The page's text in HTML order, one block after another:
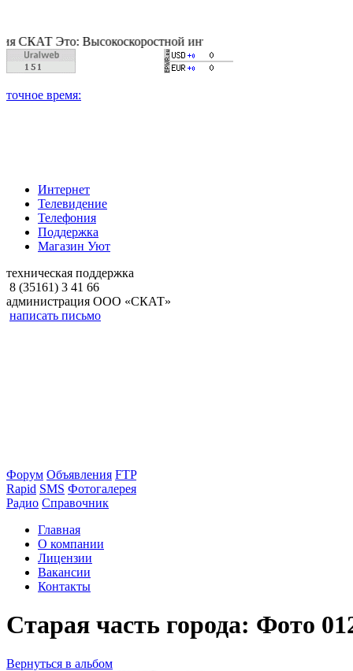
Это: Высокоскоростной интернет, качественное цифровое и
Интернет
Телевидение
Телефония
Поддержка
Магазин Уют
техническая поддержка
8 (35161) 3 41 66
администрация ООО «СКАТ»
написать письмо
Форум Объявления FTP
Rapid SMS Фотогалерея
Радио Справочник
Главная
О компании
Лицензии
Вакансии
Контакты
Старая часть города: Фото
Вернуться в альбом